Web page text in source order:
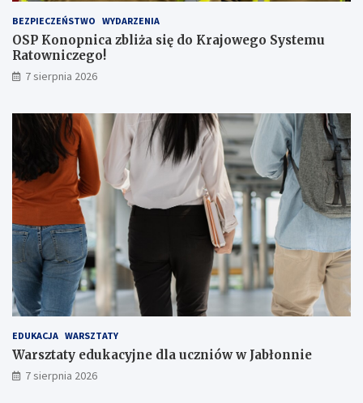
a
ż
e
r
!
BEZPIECZEŃSTWO WYDARZENIA
OSP Konopnica zbliża się do Krajowego Systemu
Ratowniczego!
7 sierpnia 2026
EDUKACJA WARSZTATY
Warsztaty edukacyjne dla uczniów w Jabłonnie
7 sierpnia 2026